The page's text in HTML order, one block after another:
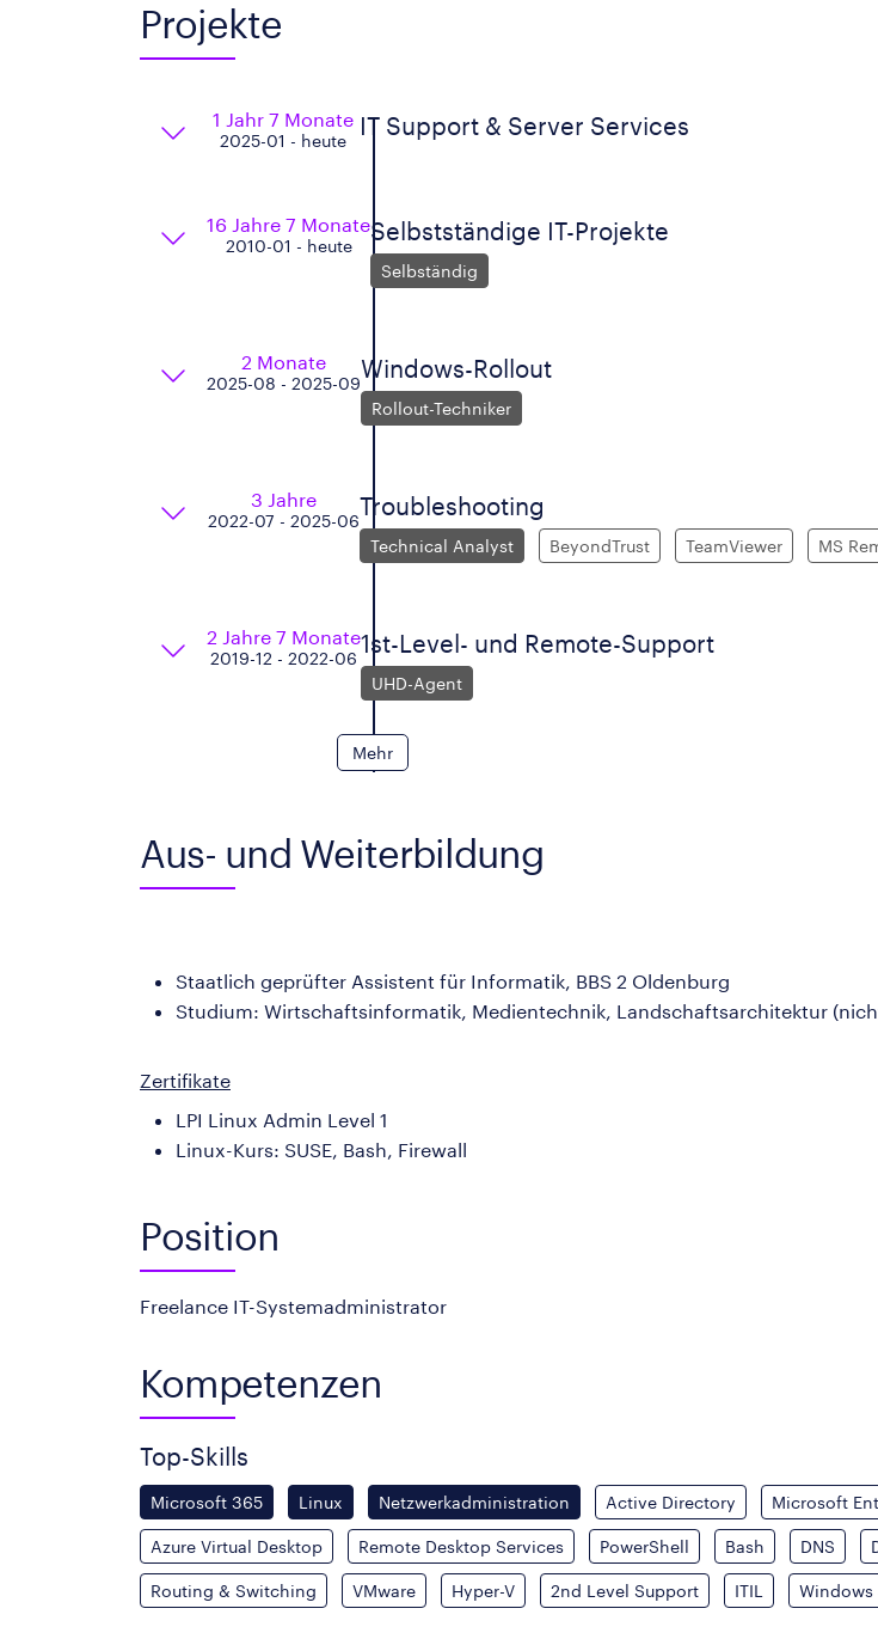
Projekte
1 Jahr 7 Monate
2025-01 - heute
IT Support & Server Services
16 Jahre 7 Monate
2010-01 - heute
Selbstständige IT-Projekte
Selbständig
2 Monate
2025-08 - 2025-09
Windows-Rollout
Rollout-Techniker
3 Jahre
2022-07 - 2025-06
Troubleshooting
Technical Analyst BeyondTrust TeamViewer MS
2 Jahre 7 Monate
2019-12 - 2022-06
1st-Level- und Remote-Support
UHD-Agent
Mehr
Aus- und Weiterbildung
Staatlich geprüfter Assistent für Informatik, BBS 2 Oldenburg
Studium: Wirtschaftsinformatik, Medientechnik, Landschaftsarchitektur
Zertifikate
LPI Linux Admin Level 1
Linux-Kurs: SUSE, Bash, Firewall
Position
Freelance IT-Systemadministrator
Kompetenzen
Top-Skills
Microsoft 365 Linux Netzwerkadministration Active Directory Microsoft
Azure Virtual Desktop Remote Desktop Services PowerShell Bash DNS
Routing & Switching VMware Hyper-V 2nd Level Support ITIL Windows